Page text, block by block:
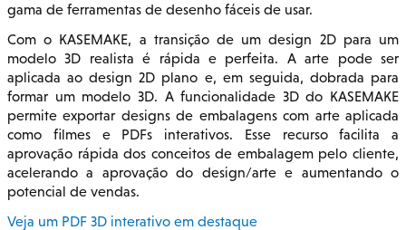
gama de ferramentas de desenho fáceis de usar.
Com o KASEMAKE, a transição de um design 2D para um
modelo 3D realista é rápida e perfeita. A arte pode ser
aplicada ao design 2D plano e, em seguida, dobrada para
formar um modelo 3D. A funcionalidade 3D do KASEMAKE
permite exportar designs de embalagens com arte aplicada
como filmes e PDFs interativos. Esse recurso facilita a
aprovação rápida dos conceitos de embalagem pelo cliente,
acelerando a aprovação do design/arte e aumentando o
potencial de vendas.
Veja um PDF 3D interativo em destaque